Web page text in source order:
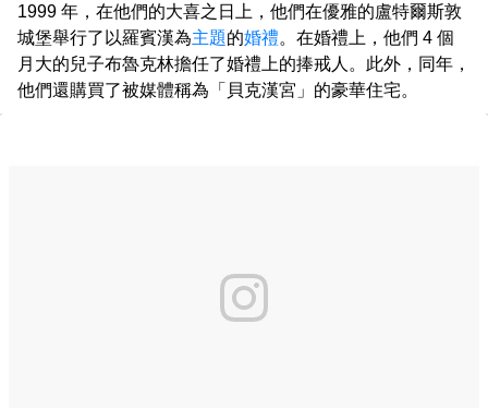
1999 年，在他們的大喜之日上，他們在優雅的盧特爾斯敦
城堡舉行了以羅賓漢為主題的婚禮。在婚禮上，他們 4 個
月大的兒子布魯克林擔任了婚禮上的捧戒人。此外，同年，
他們還購買了被媒體稱為「貝克漢宮」的豪華住宅。